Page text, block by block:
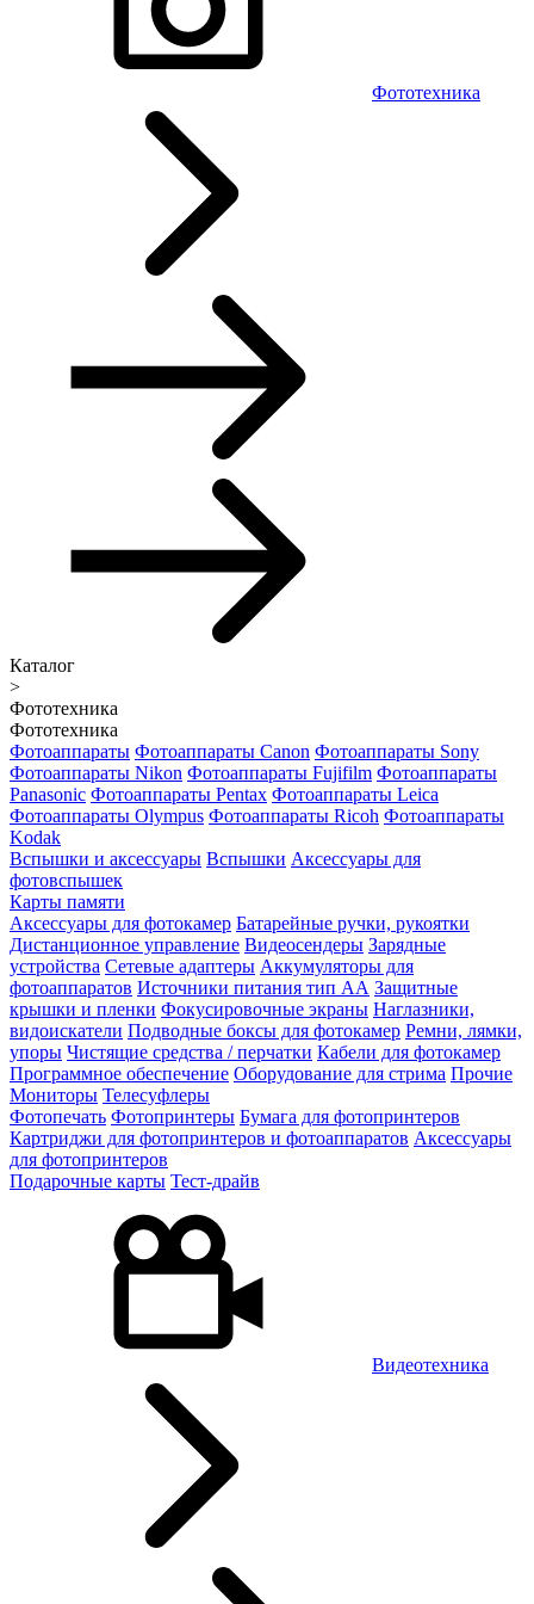
Фототехника
Каталог
>
Фототехника
Фототехника
Фотоаппараты Фотоаппараты Canon Фотоаппараты Sony
Фотоаппараты Nikon Фотоаппараты Fujifilm Фотоаппараты
Panasonic Фотоаппараты Pentax Фотоаппараты Leica
Фотоаппараты Olympus Фотоаппараты Ricoh Фотоаппараты
Kodak
Вспышки и аксессуары Вспышки Аксессуары для
фотовспышек
Карты памяти
Аксессуары для фотокамер Батарейные ручки, рукоятки
Дистанционное управление Видеосендеры Зарядные
устройства Сетевые адаптеры Аккумуляторы для
фотоаппаратов Источники питания тип АА Защитные
крышки и пленки Фокусировочные экраны Наглазники,
видоискатели Подводные боксы для фотокамер Ремни, лямки,
упоры Чистящие средства / перчатки Кабели для фотокамер
Программное обеспечение Оборудование для стрима Прочие
Мониторы Телесуфлеры
Фотопечать Фотопринтеры Бумага для фотопринтеров
Картриджи для фотопринтеров и фотоаппаратов Аксессуары
для фотопринтеров
Подарочные карты Тест-драйв
Видеотехника